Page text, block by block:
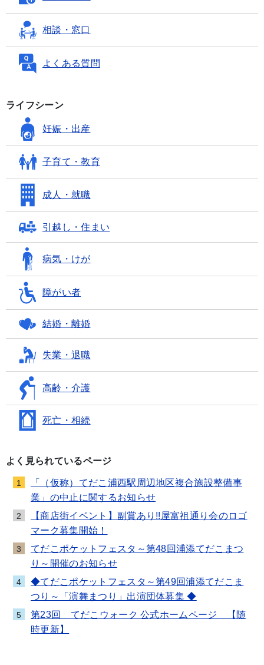
相談・窓口
よくある質問
ライフシーン
妊娠・出産
子育て・教育
成人・就職
引越し・住まい
病気・けが
障がい者
結婚・離婚
失業・退職
高齢・介護
死亡・相続
よく見られているページ
1
「（仮称）てだこ浦西駅周辺地区複合施設整備事
業」の中止に関するお知らせ
2
【商店街イベント】副賞あり!!屋富祖通り会のロゴ
マーク募集開始！
3
てだこポケットフェスタ～第48回浦添てだこまつ
り～開催のお知らせ
4
◆てだこポケットフェスタ～第49回浦添てだこま
つり～「演舞まつり」出演団体募集 ◆
5
第23回 てだこウォーク 公式ホームページ 【随
時更新】